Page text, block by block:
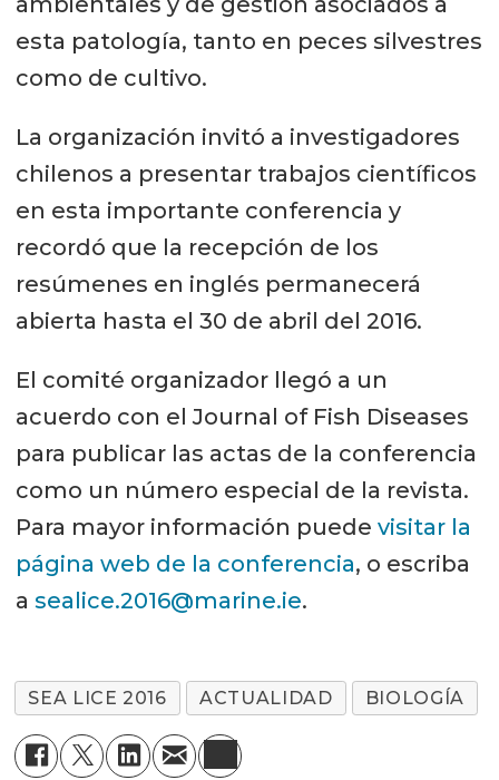
esta patología, tanto en peces silvestres
como de cultivo.
La organización invitó a investigadores
chilenos a presentar trabajos científicos
en esta importante conferencia y
recordó que la recepción de los
resúmenes en inglés permanecerá
abierta hasta el 30 de abril del 2016.
El comité organizador llegó a un
acuerdo con el Journal of Fish Diseases
para publicar las actas de la conferencia
como un número especial de la revista.
Para mayor información puede visitar la
página web de la conferencia, o escriba
a sealice.2016@marine.ie.
SEA LICE 2016 ACTUALIDAD BIOLOGÍA